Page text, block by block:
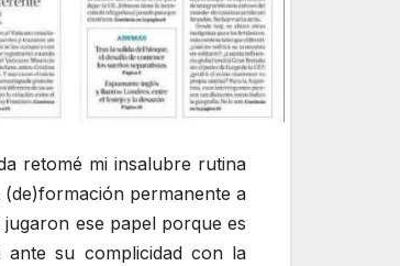
retomé mi insalubre rutina
permanente a
ese papel porque es
ante su complicidad con la